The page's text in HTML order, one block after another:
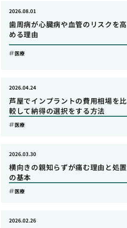
歯周病が心臓病や血管のリスクを高
める理由
2026.08.01
医療
芦屋でインプラントの費用相場を比
較して納得の選択をする方法
2026.04.24
医療
横向きの親知らずが痛む理由と処置
の基本
2026.03.30
医療
2026.02.26